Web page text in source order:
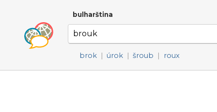
bulharština
brok | úrok | šroub | roux